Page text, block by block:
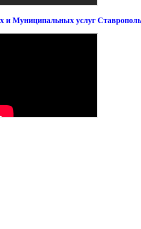
и Муниципальных услуг